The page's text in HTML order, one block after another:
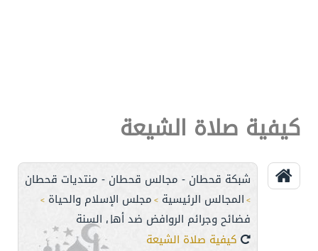
كيفية صلاة الشيعة
شبكة قحطان - مجالس قحطان - منتديات قحطان
> المجالس الرئيسية > مجلس الإسلام والحياة >
فضائح وجرائم الروافض ضد أهل السنة
كيفية صلاة الشيعة